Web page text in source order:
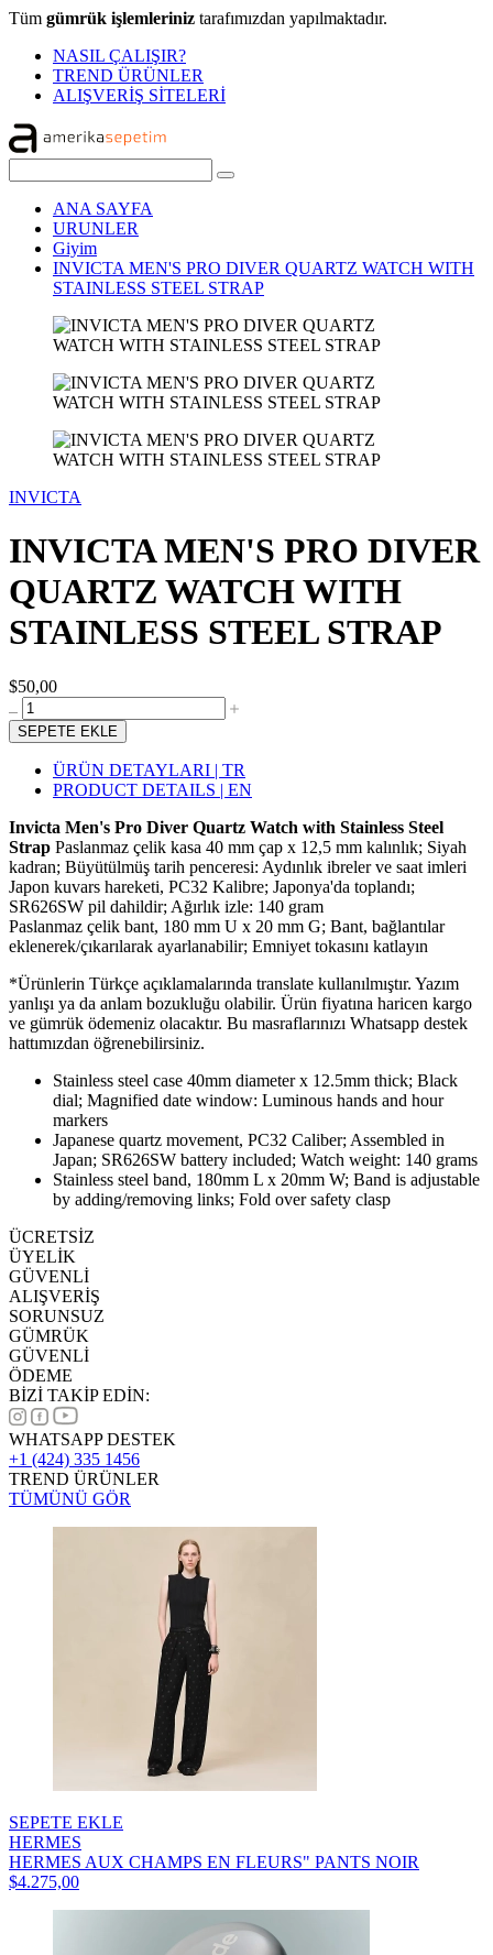
Tüm gümrük işlemleriniz tarafımızdan yapılmaktadır.
NASIL ÇALIŞIR?
TREND ÜRÜNLER
ALIŞVERİŞ SİTELERİ
ANA SAYFA
URUNLER
Giyim
INVICTA MEN'S PRO DIVER QUARTZ WATCH WITH
STAINLESS STEEL STRAP
INVICTA
INVICTA MEN'S PRO DIVER
QUARTZ WATCH WITH
STAINLESS STEEL STRAP
$50,00
SEPETE EKLE
ÜRÜN DETAYLARI | TR
PRODUCT DETAILS | EN
Invicta Men's Pro Diver Quartz Watch with Stainless Steel
Strap Paslanmaz çelik kasa 40 mm çap x 12,5 mm kalınlık; Siyah
kadran; Büyütülmüş tarih penceresi: Aydınlık ibreler ve saat imleri
Japon kuvars hareketi, PC32 Kalibre; Japonya'da toplandı;
SR626SW pil dahildir; Ağırlık izle: 140 gram
Paslanmaz çelik bant, 180 mm U x 20 mm G; Bant, bağlantılar
eklenerek/çıkarılarak ayarlanabilir; Emniyet tokasını katlayın
*Ürünlerin Türkçe açıklamalarında translate kullanılmıştır. Yazım
yanlışı ya da anlam bozukluğu olabilir. Ürün fiyatına haricen kargo
ve gümrük ödemeniz olacaktır. Bu masraflarınızı Whatsapp destek
hattımızdan öğrenebilirsiniz.
Stainless steel case 40mm diameter x 12.5mm thick; Black
dial; Magnified date window: Luminous hands and hour
markers
Japanese quartz movement, PC32 Caliber; Assembled in
Japan; SR626SW battery included; Watch weight: 140 grams
Stainless steel band, 180mm L x 20mm W; Band is adjustable
by adding/removing links; Fold over safety clasp
ÜCRETSİZ
ÜYELİK
GÜVENLİ
ALIŞVERİŞ
SORUNSUZ
GÜMRÜK
GÜVENLİ
ÖDEME
BİZİ TAKİP EDİN:
WHATSAPP DESTEK
+1 (424) 335 1456
TREND ÜRÜNLER
TÜMÜNÜ GÖR
SEPETE EKLE
HERMES
HERMES AUX CHAMPS EN FLEURS" PANTS NOIR
$4.275,00